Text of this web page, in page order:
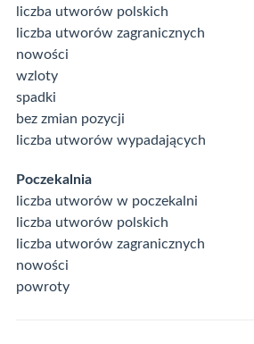
liczba utworów polskich
liczba utworów zagranicznych
nowości
wzloty
spadki
bez zmian pozycji
liczba utworów wypadających
Poczekalnia
liczba utworów w poczekalni
liczba utworów polskich
liczba utworów zagranicznych
nowości
powroty